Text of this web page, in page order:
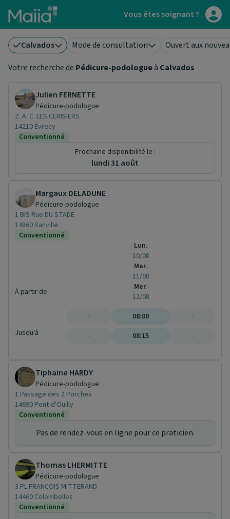
Aller au contenu principal Vous êtes soignant ?
Calvados Mode de consultation
Ouvert aux
Votre recherche de Pédicure-podologueà Calvados
Julien FERNETTE
Pédicure-podologue
Z. A. C. LES CERISIERS
14210 Évrecy
Conventionné
Prochaine disponibilité le :
lundi 31 août
Margaux DELADUNE
Pédicure-podologue
1 BIS Rue DU STADE
14860 Ranville
Conventionné
À partir de
Jusqu'à
Lun.
10/08
Mar.
11/08
Mer.
12/08
-
-
08:00
08:15
-
-
Tiphaine HARDY
Pédicure-podologue
1 Passage des 2 Porches
14690 Pont-d'Ouilly
Conventionné
Pas de rendez-vous en ligne pour ce praticien.
Thomas LHERMITTE
Pédicure-podologue
3 PL FRANCOIS MITTERAND
14460 Colombelles
Conventionné